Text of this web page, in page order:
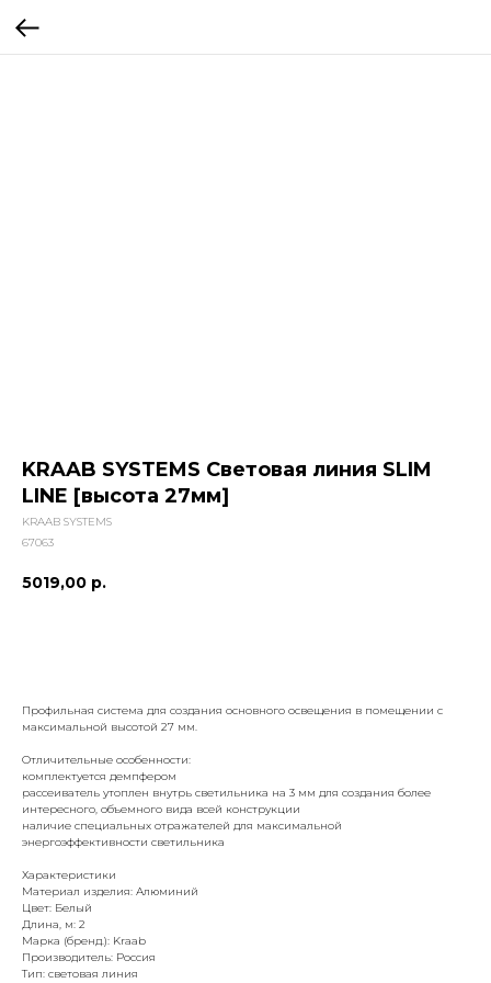
KRAAB SYSTEMS Световая линия SLIM
LINE [высота 27мм]
KRAAB SYSTEMS
67063
5019,00 р.
Профильная система для создания основного освещения в помещении с
максимальной высотой 27 мм.
Отличительные особенности:
комплектуется демпфером
рассеиватель утоплен внутрь светильника на 3 мм для создания более
интересного, объемного вида всей конструкции
наличие специальных отражателей для максимальной
энергоэффективности светильника
Характеристики
Материал изделия: Алюминий
Цвет: Белый
Длина, м: 2
Марка (бренд.): Kraab
Производитель: Россия
Тип: световая линия